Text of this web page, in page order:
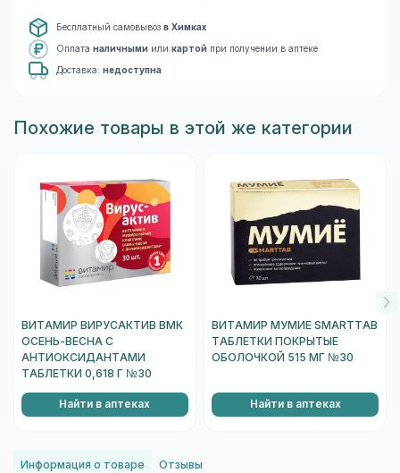
Бесплатный самовывоз в Химках
Оплата наличными или картой при получении в аптеке
Доставка: недоступна
Похожие товары в этой же категории
ВИТАМИР ВИРУСАКТИВ ВМК
ОСЕНЬ-ВЕСНА С
АНТИОКСИДАНТАМИ
ТАБЛЕТКИ 0,618 Г №30
Найти в аптеках
ВИТАМИР МУМИЕ SMARTTAB
ТАБЛЕТКИ ПОКРЫТЫЕ
ОБОЛОЧКОЙ 515 МГ №30
Найти в аптеках
Информация о товаре Отзывы